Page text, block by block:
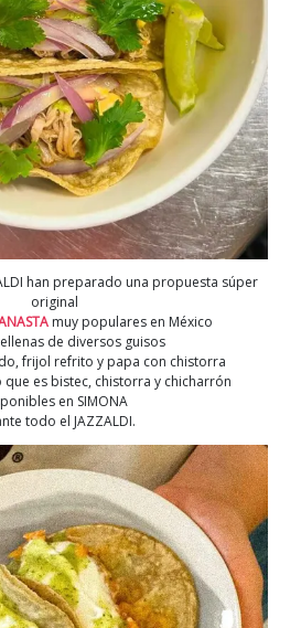
han preparado una propuesta súper
original
muy populares en México
de diversos guisos​
frijol refrito y papa con chistorra
es bistec, chistorra y chicharrón
en SIMONA
todo el JAZZALDI.